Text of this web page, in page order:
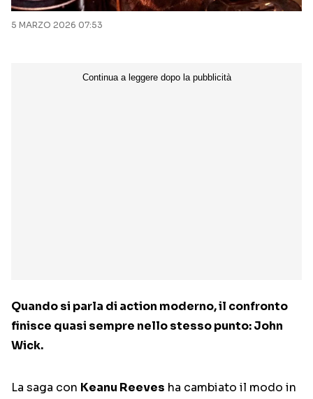
5 MARZO 2026 07:53
Quando si parla di action moderno, il confronto
finisce quasi sempre nello stesso punto: John
Wick.
La saga con Keanu Reeves ha cambiato il modo in